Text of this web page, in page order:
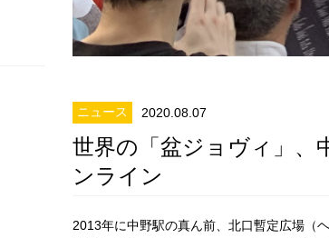
ニュース 2020.08.07
世界の「盆ジョヴィ」、
ンライン
2013年に中野駅の真ん前、北口暫定広場（